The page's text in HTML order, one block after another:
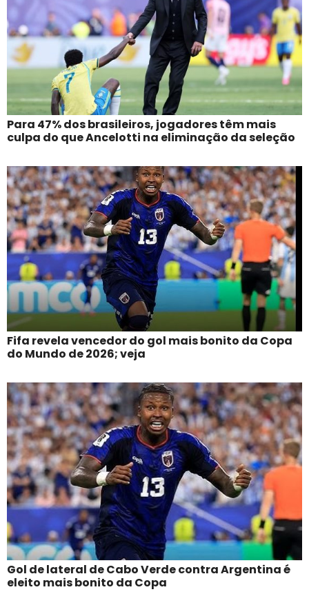
Para 47% dos brasileiros, jogadores têm mais
culpa do que Ancelotti na eliminação da seleção
Fifa revela vencedor do gol mais bonito da Copa
do Mundo de 2026; veja
Gol de lateral de Cabo Verde contra Argentina é
eleito mais bonito da Copa